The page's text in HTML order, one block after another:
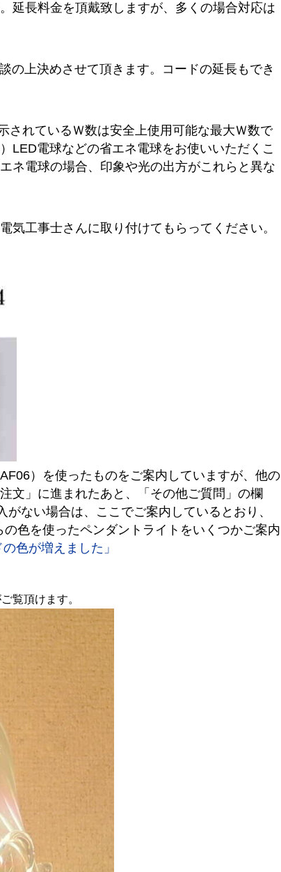
延長料金を頂戴致しますが、多くの場合対応は
上決めさせて頂きます。コードの延長もでき
れているＷ数は安全上使用可能な最大Ｗ数で
LED電球などの省エネ電球をお使いいただくこ
ネ電球の場合、印象や光の出方がこれらと異な
工事士さんに取り付けてもらってください。
）を使ったものをご案内していますが、他の
文」に進まれたあと、「その他ご質問」の欄
ない場合は、ここでご案内しているとおり、
色を使ったペンダントライトをいくつかご案内
の色が増えました」
覧頂けます。